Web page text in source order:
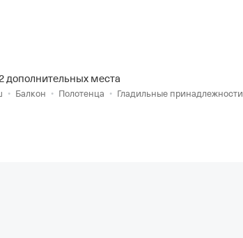
дополнительных места
• Балкон • Полотенца • Гладильные принадлежности